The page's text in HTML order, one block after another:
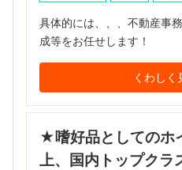
具体的には、、、不動産事
成等をお任せします！
くわしく
★嗜好品としてのホ
上、国内トップク